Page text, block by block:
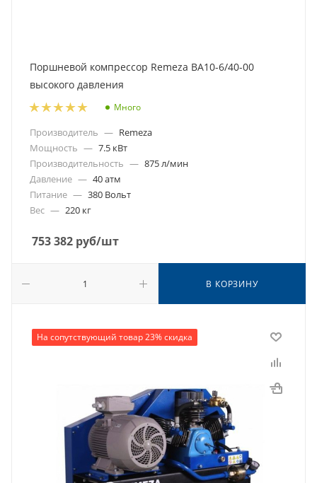
Поршневой компрессор Remeza ВА10-6/40-00
высокого давления
Много
Производитель — Remeza
Мощность — 7.5 кВт
Производительность — 875 л/мин
Давление — 40 атм
Питание — 380 Вольт
Вес — 220 кг
753 382 руб/шт
В КОРЗИНУ
На сопутствующий товар 23% скидка